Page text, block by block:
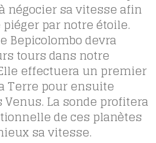
négocier sa vitesse afin
par notre étoile.
Bepicolombo devra
tours dans notre
effectuera un premier
Terre pour ensuite
La sonde profitera
de ces planètes
sa vitesse.